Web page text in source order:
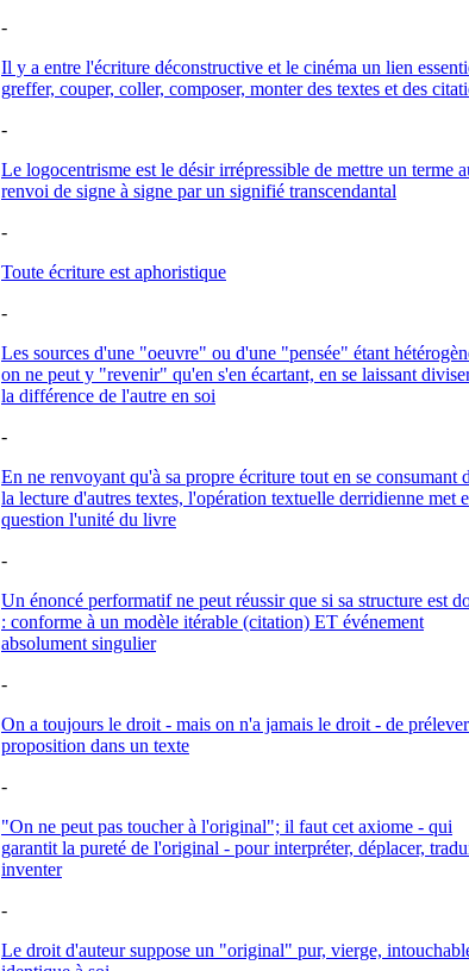
-
Il y a entre l'écriture déconstructive et le cinéma un lien
greffer, couper, coller, composer, monter des textes et des
-
Le logocentrisme est le désir irrépressible de mettre un terme
renvoi de signe à signe par un signifié transcendantal
-
Toute écriture est aphoristique
-
Les sources d'une "oeuvre" ou d'une "pensée" étant
on ne peut y "revenir" qu'en s'en écartant, en se laissant
la différence de l'autre en soi
-
En ne renvoyant qu'à sa propre écriture tout en se consumant
la lecture d'autres textes, l'opération textuelle derridienne met
question l'unité du livre
-
Un énoncé performatif ne peut réussir que si sa structure est
: conforme à un modèle itérable (citation) ET événement
absolument singulier
-
On a toujours le droit - mais on n'a jamais le droit - de
proposition dans un texte
-
"On ne peut pas toucher à l'original"; il faut cet axiome - qui
garantit la pureté de l'original - pour interpréter, déplacer,
inventer
-
Le droit d'auteur suppose un "original" pur, vierge,